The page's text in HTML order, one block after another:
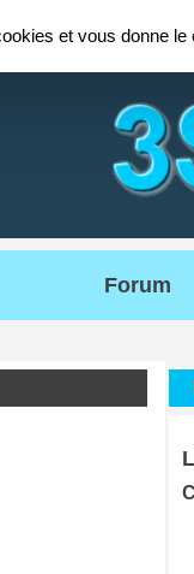
Forum
et vous donne